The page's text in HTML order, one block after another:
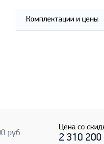
Комплектации и цены
руб
Цена со
2 310 200